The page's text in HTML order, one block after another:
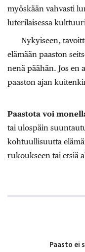
myöskään vahvasti
luterilaisessa
Nykyiseen,
elämään paaston
nenä päähän. Jos en
paaston ajan
Paastota voi
tai ulospäin
kohtuullisuutta
rukoukseen tai etsiä
Paasto ei